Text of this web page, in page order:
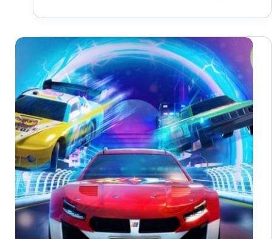
لعبة
تقنية
Forspoken
الخاصة
بشركة
Square
Enix